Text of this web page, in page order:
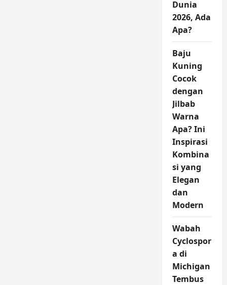
Dunia
2026, Ada
Apa?
Baju
Kuning
Cocok
dengan
Jilbab
Warna
Apa? Ini
Inspirasi
Kombina
si yang
Elegan
dan
Modern
Wabah
Cyclospor
a di
Michigan
Tembus